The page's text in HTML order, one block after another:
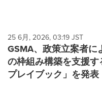
25 6月, 2026, 03:19 JST
GSMA、政策立案者
の枠組み構築を支援
プレイブック」を発表